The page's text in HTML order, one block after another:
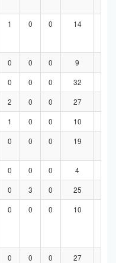
1 0 0 14
0 0 0 9
0 0 0 32
2 0 0 27
1 0 0 10
0 0 0 19
0 0 0 4
0 3 0 25
0 0 0 10
0 0 0 27